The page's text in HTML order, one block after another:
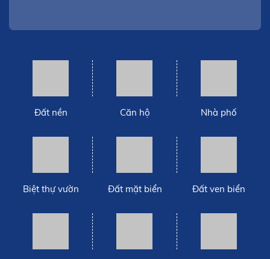
Đất nền Căn hộ Nhà phố
Biệt thự vườn Đất mặt biển Đất ven biển